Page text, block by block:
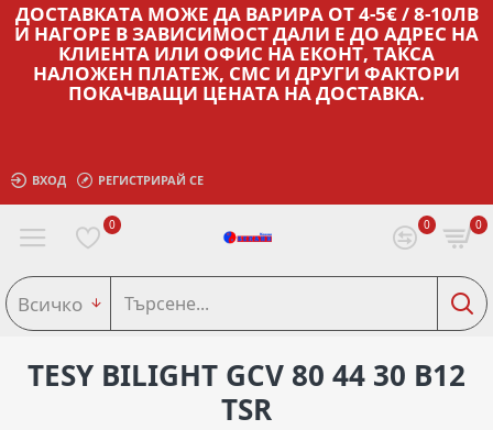
ДОСТАВКАТА МОЖЕ ДА ВАРИРА ОТ 4-5€ / 8-10ЛВ
И НАГОРЕ В ЗАВИСИМОСТ ДАЛИ Е ДО АДРЕС НА
КЛИЕНТА ИЛИ ОФИС НА ЕКОНТ, ТАКСА
НАЛОЖЕН ПЛАТЕЖ, СМС И ДРУГИ ФАКТОРИ
ПОКАЧВАЩИ ЦЕНАТА НА ДОСТАВКА.
ВХОД РЕГИСТРИРАЙ СЕ
0 0 0
Всичко
TESY BILIGHT GCV 80 44 30 B12
TSR